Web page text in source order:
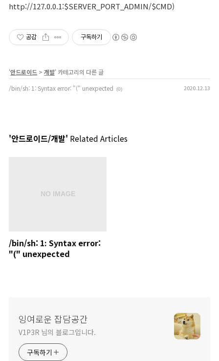
http://127.0.0.1:$SERVER_PORT_ADMIN/$CMD)
공감 구독하기
'안드로이드 > 개발' 카테고리의 다른 글
/bin/sh: 1: Syntax error: "(" unexpected
(0) 2020.12.13
'안드로이드/개발' Related Articles
/bin/sh: 1: Syntax error:
"(" unexpected
잉여로운 잡담공간
V1P3R 님의 블로그입니다.
구독하기